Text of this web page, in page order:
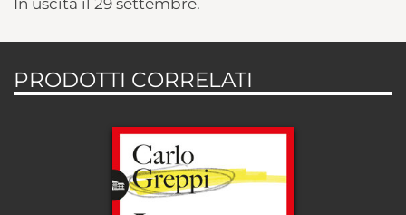
In uscita il 29 settembre.
PRODOTTI CORRELATI